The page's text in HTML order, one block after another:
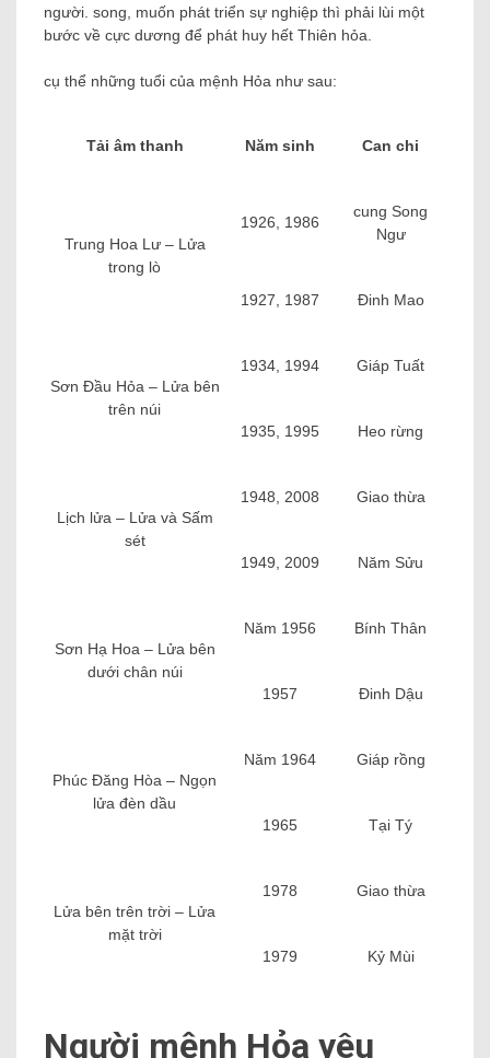
người. song, muốn phát triển sự nghiệp thì phải lùi một
bước về cực dương để phát huy hết Thiên hỏa.
cụ thể những tuổi của mệnh Hỏa như sau:
Tải âm thanh Năm sinh Can chi
Trung Hoa Lư – Lửa
trong lò
1926, 1986
cung Song
Ngư
1927, 1987 Đinh Mao
Sơn Đầu Hỏa – ​​Lửa bên
trên núi
1934, 1994 Giáp Tuất
1935, 1995 Heo rừng
Lịch lửa – Lửa và Sấm
sét
1948, 2008 Giao thừa
1949, 2009 Năm Sửu
Sơn Hạ Hoa – Lửa bên
dưới chân núi
Năm 1956 Bính Thân
1957 Đinh Dậu
Phúc Đăng Hòa – Ngọn
lửa đèn dầu
Năm 1964 Giáp rồng
1965 Tại Tý
Lửa bên trên trời – Lửa
mặt trời
1978 Giao thừa
1979 Kỷ Mùi
Người mệnh Hỏa yêu